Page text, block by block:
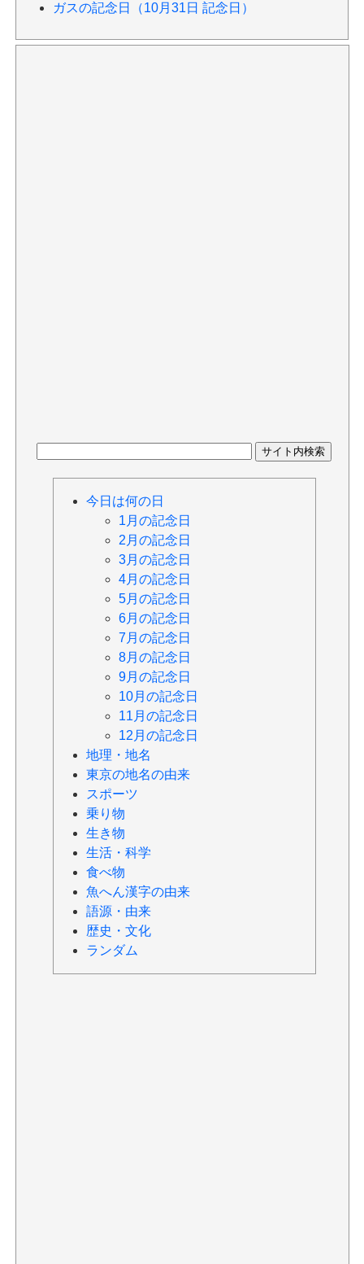
ガスの記念日（10月31日 記念日）
今日は何の日
1月の記念日
2月の記念日
3月の記念日
4月の記念日
5月の記念日
6月の記念日
7月の記念日
8月の記念日
9月の記念日
10月の記念日
11月の記念日
12月の記念日
地理・地名
東京の地名の由来
スポーツ
乗り物
生き物
生活・科学
食べ物
魚へん漢字の由来
語源・由来
歴史・文化
ランダム